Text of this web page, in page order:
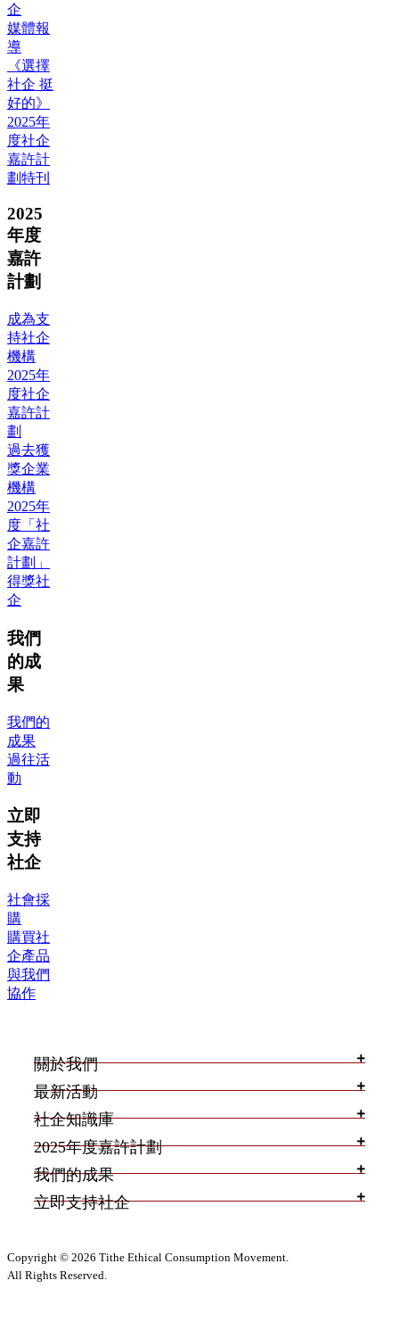
企
媒體報
導
《選擇
社企 挺
好的》
2025年
度社企
嘉許計
劃特刊
2025
年度
嘉許
計劃
成為支
持社企
機構
2025年
度社企
嘉許計
劃
過去獲
獎企業
機構
2025年
度「社
企嘉許
計劃」
得獎社
企
我們
的成
果
我們的
成果
過往活
動
立即
支持
社企
社會採
購
購買社
企產品
與我們
協作
關於我們
最新活動
社企知識庫
2025年度嘉許計劃
我們的成果
立即支持社企
Copyright © 2026 Tithe Ethical Consumption Movement.
All Rights Reserved.